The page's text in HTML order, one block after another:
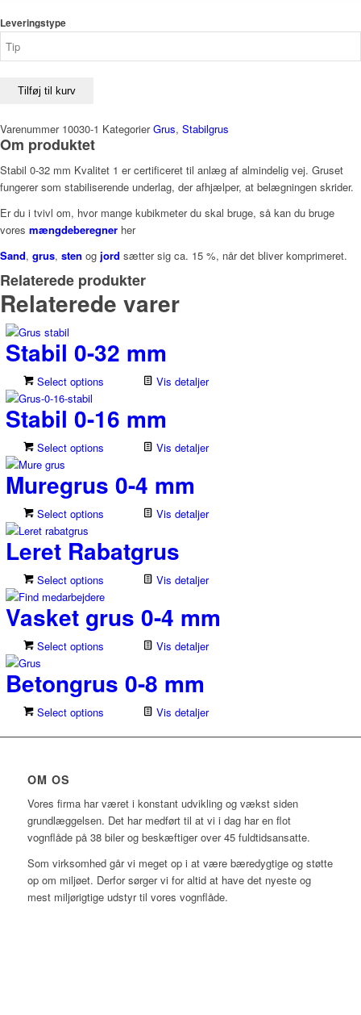
Leveringstype
Tilføj til kurv
Varenummer 10030-1 Kategorier Grus, Stabilgrus
Om produktet
Stabil 0-32 mm Kvalitet 1 er certificeret til anlæg af almindelig vej. Gruset
fungerer som stabiliserende underlag, der afhjælper, at belægningen skrider.
Er du i tvivl om, hvor mange kubikmeter du skal bruge, så kan du bruge
vores mængdeberegner her
Sand, grus, sten og jord sætter sig ca. 15 %, når det bliver komprimeret.
Relaterede produkter
Relaterede varer
Stabil 0-32 mm
Select options Vis detaljer
Stabil 0-16 mm
Select options Vis detaljer
Muregrus 0-4 mm
Select options Vis detaljer
Leret Rabatgrus
Select options Vis detaljer
Vasket grus 0-4 mm
Select options Vis detaljer
Betongrus 0-8 mm
Select options Vis detaljer
OM OS
Vores firma har været i konstant udvikling og vækst siden
grundlæggelsen. Det har medført til at vi i dag har en flot
vognflåde på 38 biler og beskæftiger over 45 fuldtidsansatte.
Som virksomhed går vi meget op i at være bæredygtige og støtte
op om miljøet. Derfor sørger vi for altid at have det nyeste og
mest miljørigtige udstyr til vores vognflåde.